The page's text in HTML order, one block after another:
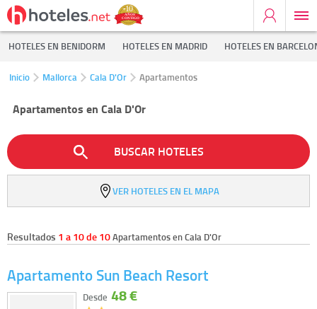
HOTELES EN BENIDORM HOTELES EN MADRID HOTELES EN
Inicio Mallorca Cala D'Or Apartamentos
Apartamentos en Cala D'Or
BUSCAR HOTELES
VER HOTELES EN EL MAPA
Resultados 1 a 10 de 10Apartamentos en Cala D'Or
Apartamento Sun Beach Resort
Desde 48 €